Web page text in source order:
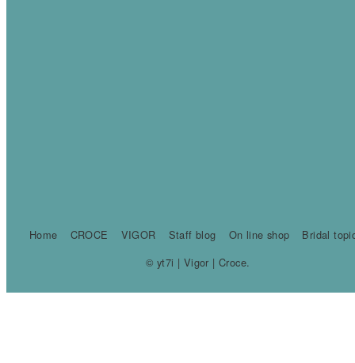
Home CROCE VIGOR Staff blog On line shop
Bridal
© yt7i | Vigor | Croce.